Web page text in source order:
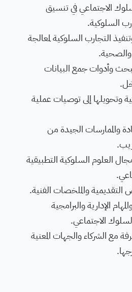
الاجتماعي في تنسيق
السلوكية.
التجارب السلوكية لمعالجة
والصحية.
وأدوات جمع البيانات
وتحويلها إلى توصيات عملية
والممارسات الجيدة من
العلوم السلوكية التطبيقية
التقديمية والملخصات الفنية.
الإدارية والبرامجية
الاجتماعي.
مع الشركاء والجهات المعنية